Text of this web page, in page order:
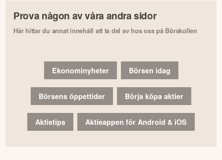
Prova någon av våra andra sidor
Här hittar du annat innehåll att ta del av hos oss på Börskollen
Ekonominyheter Börsen idag
Börsens öppettider Börja köpa aktier
Aktietips Aktieappen för Android & iOS